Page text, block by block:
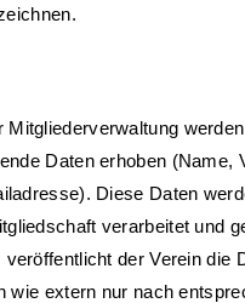
Mitgliederverwaltung
Daten erhoben (Name,
Diese Daten
verarbeitet und
veröffentlicht der Verein die
wie extern nur nach